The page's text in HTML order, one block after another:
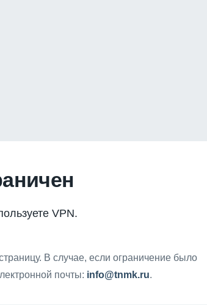
VPN.
В случае, если ограничение было
почты: info@tnmk.ru.